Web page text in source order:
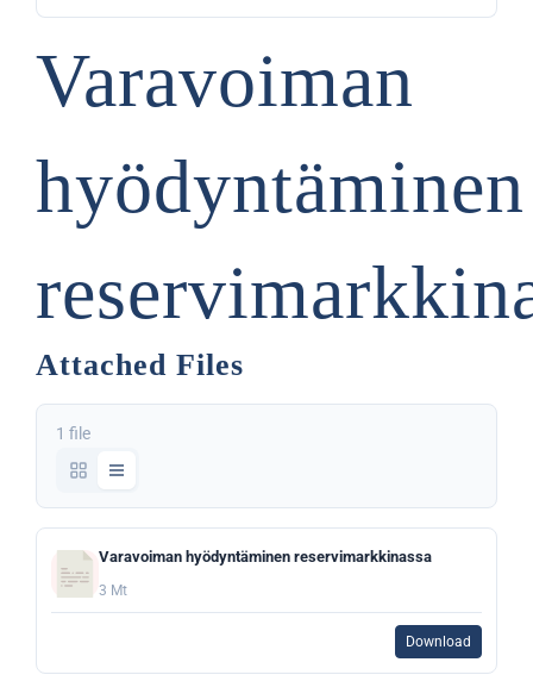
Varavoiman
hyödyntäminen
Attached Files
1 file
Varavoiman hyödyntäminen reservimarkkinassa
3 Mt
Download